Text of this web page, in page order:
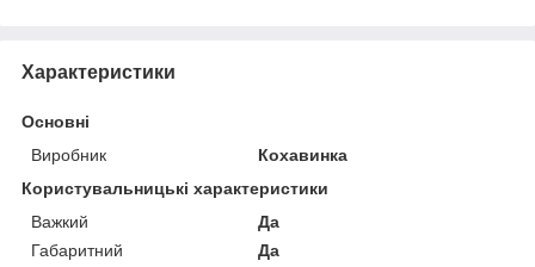
Характеристики
Основні
Виробник
Кохавинка
Користувальницькі характеристики
Важкий
Да
Габаритний
Да